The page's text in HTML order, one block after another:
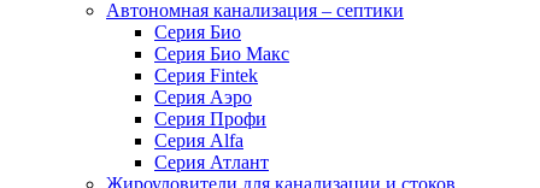
Автономная канализация – септики
Серия Био
Серия Био Макс
Серия Fintek
Серия Аэро
Серия Профи
Серия Alfa
Серия Атлант
Жироуловители для канализации и стоков